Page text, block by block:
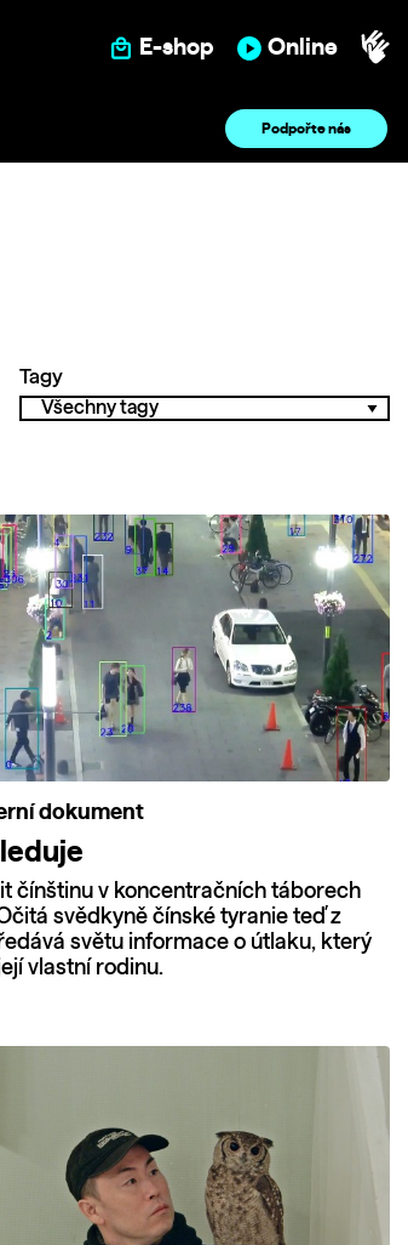
E-shop Online
Podpořte nás
Tagy
dokument
čínštinu v koncentračních táborech
svědkyně čínské tyranie teď z
světu informace o útlaku, který
vlastní rodinu.